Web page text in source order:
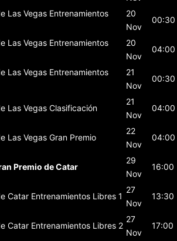
Las Vegas Entrenamientos
20
Nov
00:30
Las Vegas Entrenamientos
20
Nov
04:00
Las Vegas Entrenamientos
21
Nov
00:30
Las Vegas Clasificación
21
Nov
04:00
Las Vegas Gran Premio
22
Nov
04:00
Premio de Catar
29
Nov
16:00
Catar Entrenamientos Libres 1
27
Nov
13:30
Catar Entrenamientos Libres 2
27
Nov
17:00